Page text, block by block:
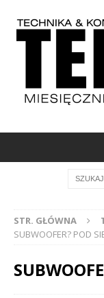
STR. GŁÓWNA
SUBWOOFER? POD